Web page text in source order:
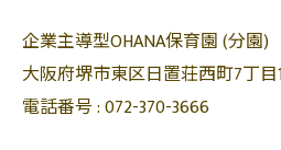
企業主導型OHANA保育園 (分園)
大阪府堺市東区日置荘西町7丁目
電話番号 :072-370-3666